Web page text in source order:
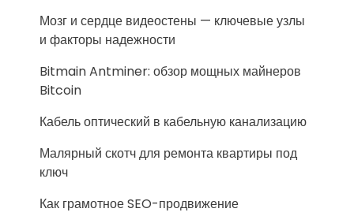
Мозг и сердце видеостены — ключевые узлы
и факторы надежности
Bitmain Antminer: обзор мощных майнеров
Bitcoin
Кабель оптический в кабельную канализацию
Малярный скотч для ремонта квартиры под
ключ
Как грамотное SEO-продвижение